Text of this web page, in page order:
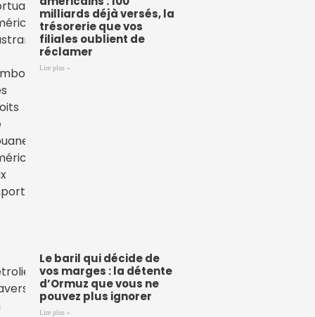
milliards déjà versés, la
trésorerie que vos
filiales oublient de
réclamer
Lire plus »
Le baril qui décide de
vos marges : la détente
d’Ormuz que vous ne
pouvez plus ignorer
Lire plus »